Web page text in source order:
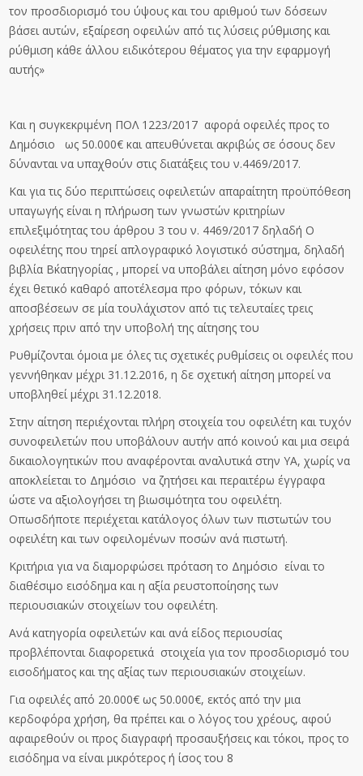
τον προσδιορισμό του ύψους και του αριθμού των δόσεων
βάσει αυτών, εξαίρεση οφειλών από τις λύσεις ρύθμισης και
ρύθμιση κάθε άλλου ειδικότερου θέματος για την εφαρμογή
αυτής»
Και η συγκεκριμένη ΠΟΛ 1223/2017 αφορά οφειλές προς το
Δημόσιο ως 50.000€ και απευθύνεται ακριβώς σε όσους δεν
δύνανται να υπαχθούν στις διατάξεις του ν.4469/2017.
Και για τις δύο περιπτώσεις οφειλετών απαραίτητη προϋπόθεση
υπαγωγής είναι η πλήρωση των γνωστών κριτηρίων
επιλεξιμότητας του άρθρου 3 του ν. 4469/2017 δηλαδή Ο
οφειλέτης που τηρεί απλογραφικό λογιστικό σύστημα, δηλαδή
βιβλία Β΄κατηγορίας , μπορεί να υποβάλει αίτηση μόνο εφόσον
έχει θετικό καθαρό αποτέλεσμα προ φόρων, τόκων και
αποσβέσεων σε μία τουλάχιστον από τις τελευταίες τρεις
χρήσεις πριν από την υποβολή της αίτησης του
Ρυθμίζονται όμοια με όλες τις σχετικές ρυθμίσεις οι οφειλές που
γεννήθηκαν μέχρι 31.12.2016, η δε σχετική αίτηση μπορεί να
υποβληθεί μέχρι 31.12.2018.
Στην αίτηση περιέχονται πλήρη στοιχεία του οφειλέτη και τυχόν
συνοφειλετών που υποβάλουν αυτήν από κοινού και μια σειρά
δικαιολογητικών που αναφέρονται αναλυτικά στην ΥΑ, χωρίς να
αποκλείεται το Δημόσιο να ζητήσει και περαιτέρω έγγραφα
ώστε να αξιολογήσει τη βιωσιμότητα του οφειλέτη.
Οπωσδήποτε περιέχεται κατάλογος όλων των πιστωτών του
οφειλέτη και των οφειλομένων ποσών ανά πιστωτή.
Κριτήρια για να διαμορφώσει πρόταση το Δημόσιο είναι το
διαθέσιμο εισόδημα και η αξία ρευστοποίησης των
περιουσιακών στοιχείων του οφειλέτη.
Ανά κατηγορία οφειλετών και ανά είδος περιουσίας
προβλέπονται διαφορετικά στοιχεία για τον προσδιορισμό του
εισοδήματος και της αξίας των περιουσιακών στοιχείων.
Για οφειλές από 20.000€ ως 50.000€, εκτός από την μια
κερδοφόρα χρήση, θα πρέπει και ο λόγος του χρέους, αφού
αφαιρεθούν οι προς διαγραφή προσαυξήσεις και τόκοι, προς το
εισόδημα να είναι μικρότερος ή ίσος του 8